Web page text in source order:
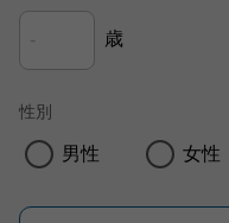
歳
性別
男性 女性